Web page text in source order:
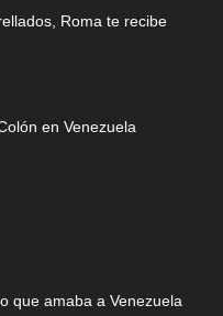
Roma te recibe
en Venezuela
que amaba a Venezuela